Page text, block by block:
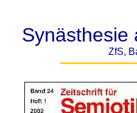
Synästhesie
ZfS,